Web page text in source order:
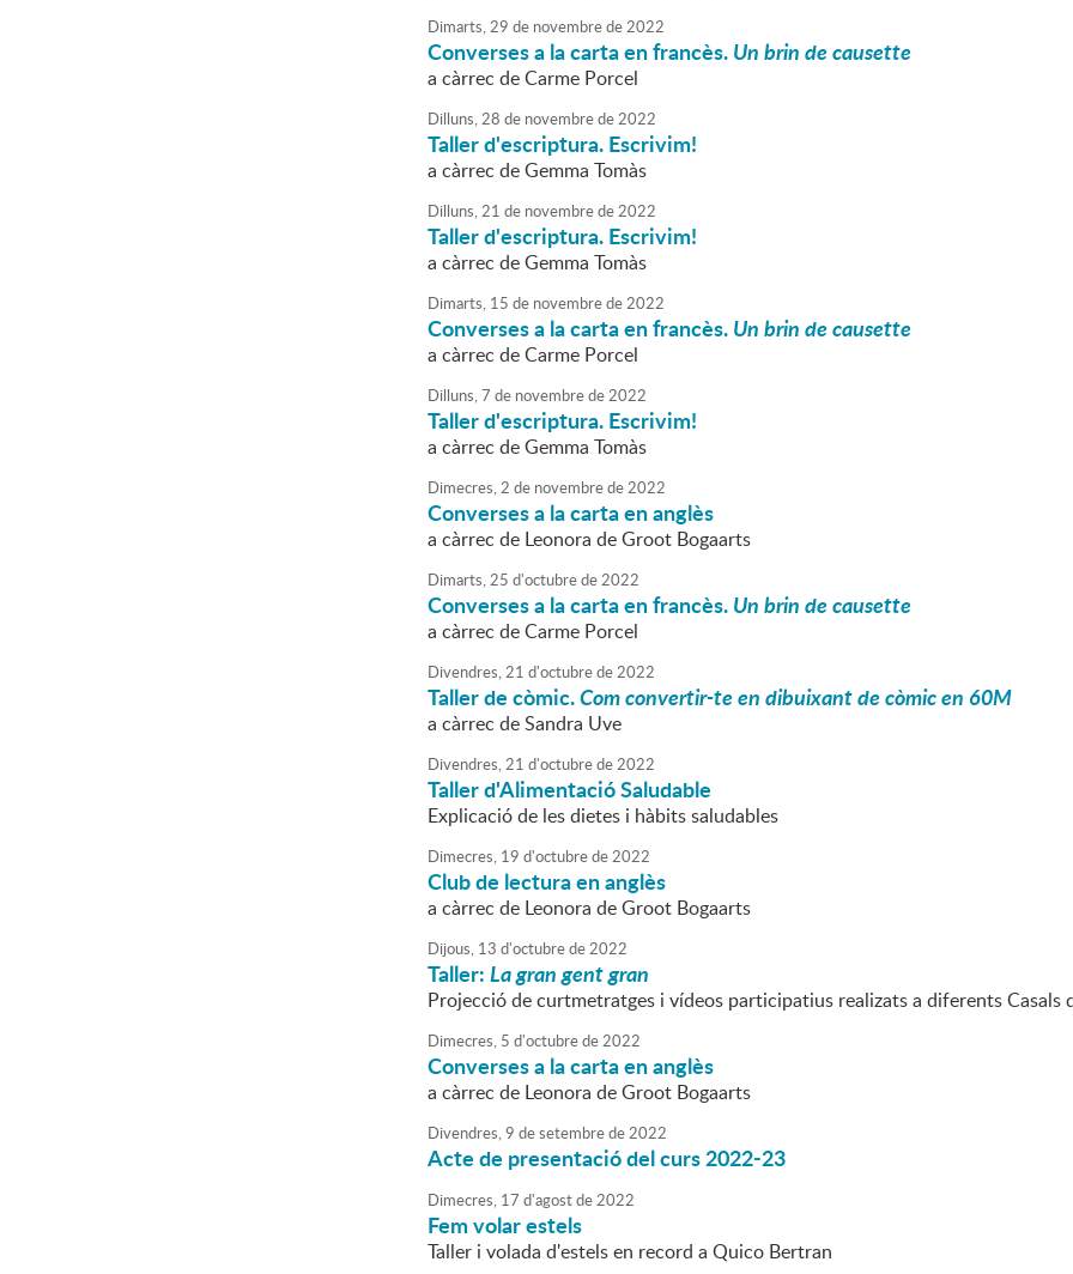
Dimarts,29 de novembrede2022
Converses a la carta en francès.Un brin de causette
a càrrec de Carme Porcel
Dilluns,28 de novembrede2022
Taller d'escriptura. Escrivim!
a càrrec de Gemma Tomàs
Dilluns,21 de novembrede2022
Taller d'escriptura. Escrivim!
a càrrec de Gemma Tomàs
Dimarts, 15 de novembrede2022
Converses a la carta en francès.Un brin de causette
a càrrec de Carme Porcel
Dilluns,7 de novembrede2022
Taller d'escriptura. Escrivim!
a càrrec de Gemma Tomàs
Dimecres,2 de novembrede2022
Converses a la carta en anglès
a càrrec de Leonora de Groot Bogaarts
Dimarts,25 d'octubrede2022
Converses a la carta en francès.Un brin de causette
a càrrec de Carme Porcel
Divendres,21 d'octubrede2022
Taller de còmic.Com convertir-te en dibuixant de còmic en 60M
a càrrec de Sandra Uve
Divendres,21 d'octubrede2022
Taller d'Alimentació Saludable
Explicació de les dietes i hàbits saludables
Dimecres, 19 d'octubrede2022
Club de lectura en anglès
a càrrec de Leonora de Groot Bogaarts
Dijous, 13 d'octubrede2022
Taller:La gran gent gran
Projecció de curtmetratges i vídeos participatius realizats a diferents Casals
Dimecres, 5 d'octubrede2022
Converses a la carta en anglès
a càrrec de Leonora de Groot Bogaarts
Divendres,9 desetembrede2022
Acte de presentació del curs 2022-23
Dimecres, 17 d'agostde2022
Fem volar estels
Taller i volada d'estels en record a Quico Bertran